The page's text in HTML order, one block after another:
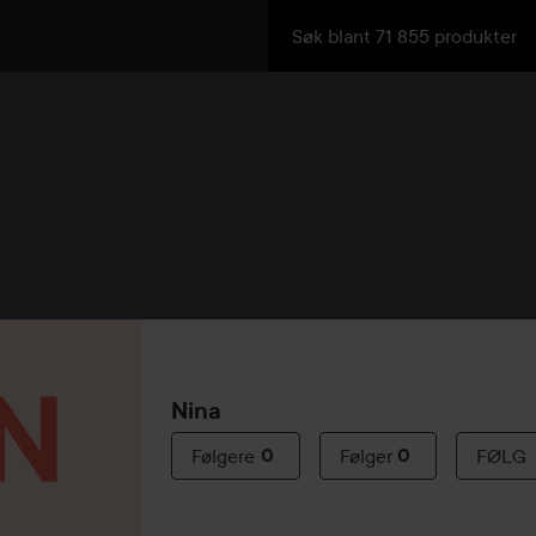
Nina
Følgere 0 Følger 0 FØLG